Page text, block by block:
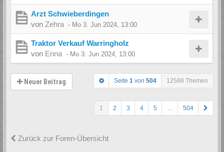
Arzt Schwieberdingen
von Zehra - Mo 3. Jun 2024, 13:00
Traktor Verkauf Warringholz
von Enna - Mo 3. Jun 2024, 13:00
Neuer Beitrag Seite 1 von 504 12588 Themen
1 2 3 4 5 … 504
Zurück zur Foren-Übersicht